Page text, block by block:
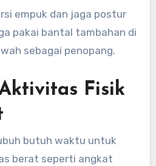
empuk dan jaga postur
pakai bantal tambahan di
sebagai penopang.
Fisik
butuh waktu untuk
berat seperti angkat